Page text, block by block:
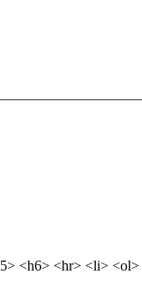
<h6> <hr> <li>